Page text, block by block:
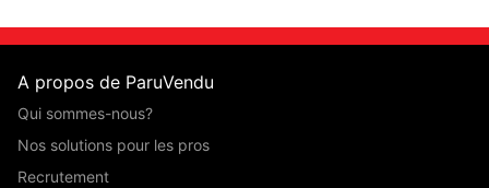
A propos de ParuVendu
Qui sommes-nous?
Nos solutions pour les pros
Recrutement